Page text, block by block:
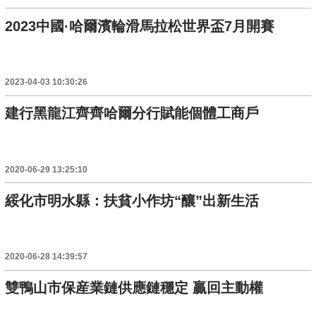
2023中國·哈爾濱輪滑馬拉松世界盃7月開賽
2023-04-03 10:30:26
建行黑龍江齊齊哈爾分行賦能個體工商戶
2020-06-29 13:25:10
綏化市明水縣：扶貧小作坊“釀”出新生活
2020-06-28 14:39:57
雙鴨山市保産業鏈供應鏈穩定 贏回主動權